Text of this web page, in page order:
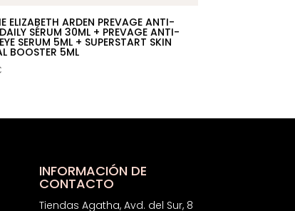
ELIZABETH ARDEN PREVAGE ANTI-
SÉRUM 30ML + PREVAGE ANTI-
SERUM 5ML + SUPERSTART SKIN
BOOSTER 5ML
INFORMACIÓN DE
CONTACTO
Tiendas Agatha, Avd. del Sur, 8